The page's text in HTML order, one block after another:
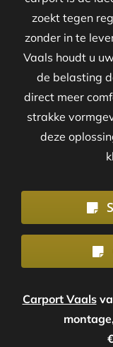
zoekt tegen
zonder in te
Vaals houdt u
de belasting
direct meer
strakke
deze
Carport Vaals